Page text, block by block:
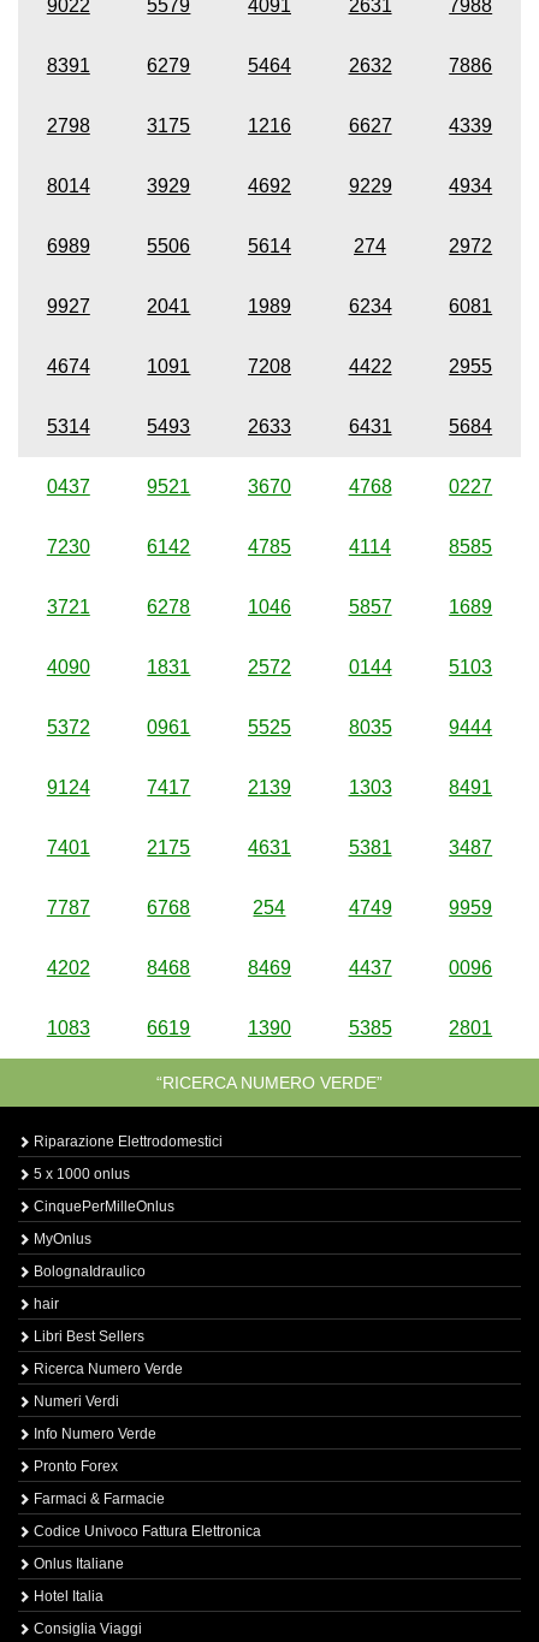
9022 5579 4091 2631 7988
8391 6279 5464 2632 7886
2798 3175 1216 6627 4339
8014 3929 4692 9229 4934
6989 5506 5614 274 2972
9927 2041 1989 6234 6081
4674 1091 7208 4422 2955
5314 5493 2633 6431 5684
0437 9521 3670 4768 0227
7230 6142 4785 4114 8585
3721 6278 1046 5857 1689
4090 1831 2572 0144 5103
5372 0961 5525 8035 9444
9124 7417 2139 1303 8491
7401 2175 4631 5381 3487
7787 6768 254 4749 9959
4202 8468 8469 4437 0096
1083 6619 1390 5385 2801
“RICERCA NUMERO VERDE”
Riparazione Elettrodomestici
5 x 1000 onlus
CinquePerMilleOnlus
MyOnlus
BolognaIdraulico
hair
Libri Best Sellers
Ricerca Numero Verde
Numeri Verdi
Info Numero Verde
Pronto Forex
Farmaci & Farmacie
Codice Univoco Fattura Elettronica
Onlus Italiane
Hotel Italia
Consiglia Viaggi